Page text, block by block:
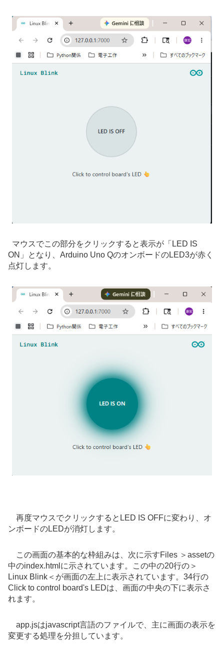
マウスでこの部分をクリックすると表示が「LED IS
ON」となり、Arduino Uno QのオンボードのLED3が赤く
点灯します。
再度マウスでクリックするとLED IS OFFに変わり、オ
ンボードのLEDが消灯します。
この画面の基本的な枠組みは、次に示すFiles ＞assetの
中のindex.htmlに示されています。この中の20行の＞
Linux Blink＜が画面の左上に表示されています。34行の
Click to control board's LEDは、画面の中央の下に表示さ
れます。
app.jsはjavascript言語のファイルで、主に画面の表示を
変更する処理を分担しています。